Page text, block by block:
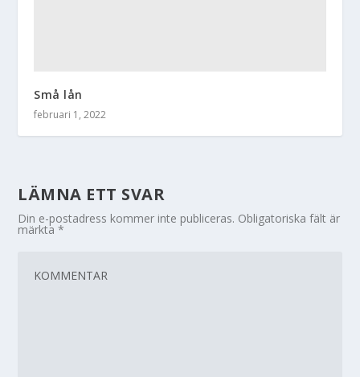
Små lån
februari 1, 2022
LÄMNA ETT SVAR
Din e-postadress kommer inte publiceras. Obligatoriska fält är
märkta*